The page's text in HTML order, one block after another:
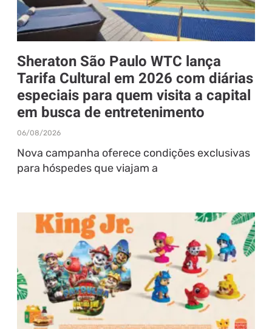
Sheraton São Paulo WTC lança
Tarifa Cultural em 2026 com diárias
especiais para quem visita a capital
em busca de entretenimento
06/08/2026
Nova campanha oferece condições exclusivas
para hóspedes que viajam a